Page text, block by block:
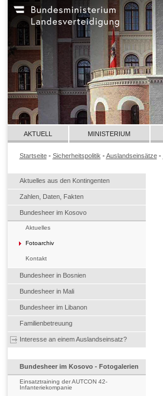
Aktuelles aus den Kontingenten
Zahlen, Daten, Fakten
Bundesheer im Kosovo
Aktuelles
Fotoarchiv
Kontakt
Bundesheer in Bosnien
Bundesheer in Mali
Bundesheer im Libanon
Familienbetreuung
Interesse an einem Auslandseinsatz?
Bundesheer im Kosovo - Fotogalerien
Einsatztraining der AUTCON 42-
Infanteriekompanie
AKTUELL MINISTERIUM
Startseite- Sicherheitspolitik -Auslandseinsätze-